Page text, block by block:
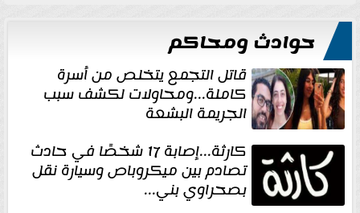
حوادث ومحاكم
قاتل التجمع يتخلص من أسرة
كاملة...ومحاولات لكشف سبب
الجريمة البشعة
كارثة...إصابة 17 شخصًا في حادث
تصادم بين ميكروباص وسيارة نقل
بصحراوي بني...